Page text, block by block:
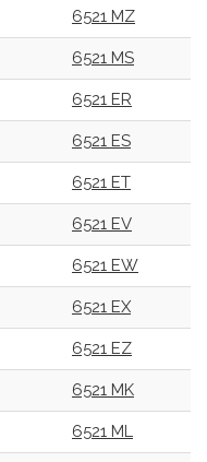
6521 MZ
6521 MS
6521 ER
6521 ES
6521 ET
6521 EV
6521 EW
6521 EX
6521 EZ
6521 MK
6521 ML